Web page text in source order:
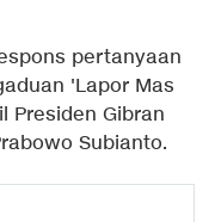
pertanyaan
'Lapor Mas
Presiden Gibran
Subianto.